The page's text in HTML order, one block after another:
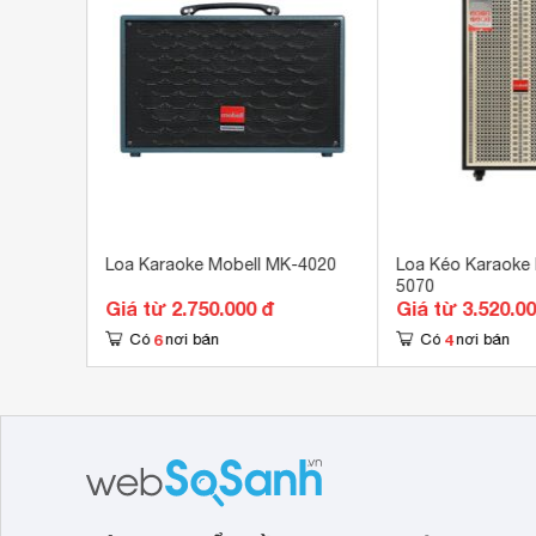
Kết nối khác
Khoảng cách kết nối tối đa 10
Kích thước loa chính
6.7
Loa Karaoke Mobell MK-4020
Giá từ 2.750.000 đ
Có 6 nơi bán
Loa Kéo
5070
Giá từ
Có 4 nơi bán